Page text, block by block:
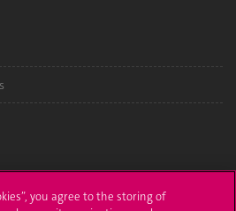
you agree to the storing of